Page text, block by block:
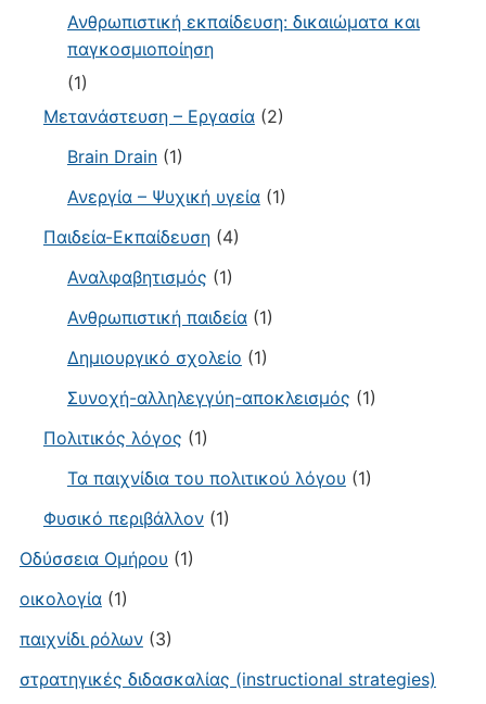
Ανθρωπιστική εκπαίδευση: δικαιώματα και
παγκοσμιοποίηση
(1)
Μετανάστευση – Εργασία(2)
Brain Drain(1)
Ανεργία – Ψυχική υγεία(1)
Παιδεία-Εκπαίδευση(4)
Αναλφαβητισμός (1)
Ανθρωπιστική παιδεία(1)
Δημιουργικό σχολείο (1)
Συνοχή-αλληλεγγύη-αποκλεισμός (1)
Πολιτικός λόγος (1)
Τα παιχνίδια του πολιτικού λόγου (1)
Φυσικό περιβάλλον(1)
Οδύσσεια Ομήρου (1)
οικολογία(1)
παιχνίδι ρόλων(3)
στρατηγικές διδασκαλίας (instructional strategies)